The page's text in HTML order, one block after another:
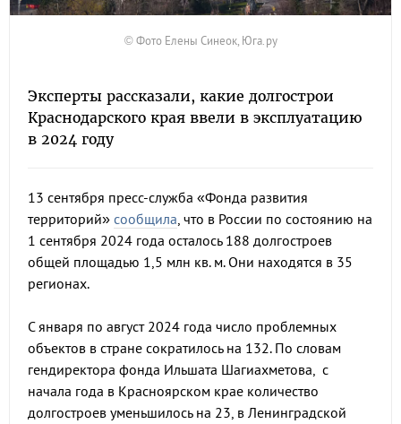
© Фото Елены Синеок, Юга.ру
Эксперты рассказали, какие долгострои
Краснодарского края ввели в эксплуатацию
в 2024 году
13 сентября пресс-служба «Фонда развития
территорий» сообщила, что в России по состоянию на
1 сентября 2024 года осталось 188 долгостроев
общей площадью 1,5 млн кв. м. Они находятся в 35
регионах.
С января по август 2024 года число проблемных
объектов в стране сократилось на 132. По словам
гендиректора фонда Ильшата Шагиахметова, с
начала года в Красноярском крае количество
долгостроев уменьшилось на 23, в Ленинградской